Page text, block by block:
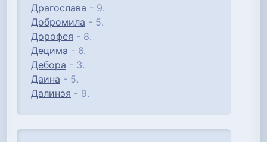
Драгослава - 9.
Добромила - 5.
Дорофея - 8.
Децима - 6.
Дебора - 3.
Даина - 5.
Далинэя - 9.